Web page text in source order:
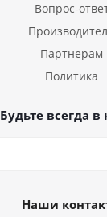
Вопрос-
Партнерам
Политика
Будьте всегда в
Наши